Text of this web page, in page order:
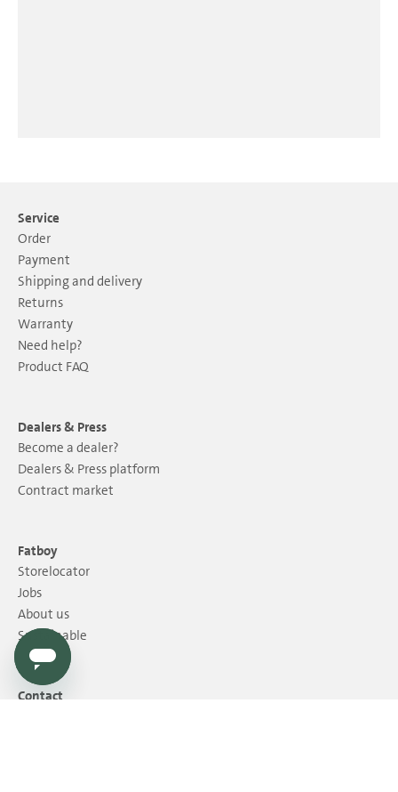
Service
Order
Payment
Shipping and delivery
Returns
Warranty
Need help?
Product FAQ
Dealers & Press
Become a dealer?
Dealers & Press platform
Contract market
Fatboy
Storelocator
Jobs
About us
Sustainable
Contact